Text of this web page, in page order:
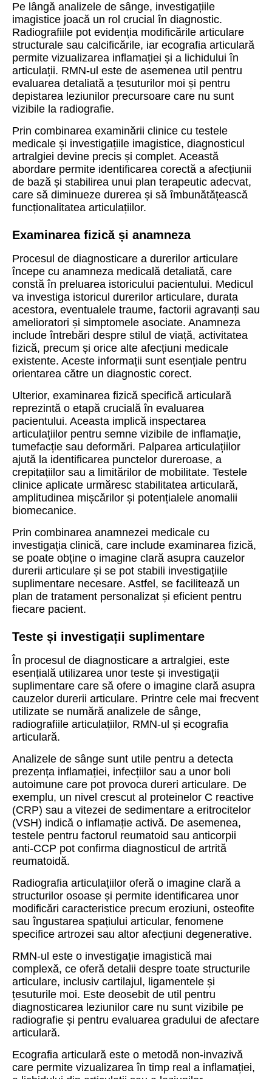
Pe lângă analizele de sânge, investigațiile
imagistice joacă un rol crucial în diagnostic.
Radiografiile pot evidenția modificările articulare
structurale sau calcificările, iar ecografia articulară
permite vizualizarea inflamației și a lichidului în
articulații. RMN-ul este de asemenea util pentru
evaluarea detaliată a țesuturilor moi și pentru
depistarea leziunilor precursoare care nu sunt
vizibile la radiografie.
Prin combinarea examinării clinice cu testele
medicale și investigațiile imagistice, diagnosticul
artralgiei devine precis și complet. Această
abordare permite identificarea corectă a afecțiunii
de bază și stabilirea unui plan terapeutic adecvat,
care să diminueze durerea și să îmbunătățească
funcționalitatea articulațiilor.
Examinarea fizică și anamneza
Procesul de diagnosticare a durerilor articulare
începe cu anamneza medicală detaliată, care
constă în preluarea istoricului pacientului. Medicul
va investiga istoricul durerilor articulare, durata
acestora, eventualele traume, factorii agravanți sau
amelioratori și simptomele asociate. Anamneza
include întrebări despre stilul de viață, activitatea
fizică, precum și orice alte afecțiuni medicale
existente. Aceste informații sunt esențiale pentru
orientarea către un diagnostic corect.
Ulterior, examinarea fizică specifică articulară
reprezintă o etapă crucială în evaluarea
pacientului. Aceasta implică inspectarea
articulațiilor pentru semne vizibile de inflamație,
tumefacție sau deformări. Palparea articulațiilor
ajută la identificarea punctelor dureroase, a
crepitațiilor sau a limitărilor de mobilitate. Testele
clinice aplicate urmăresc stabilitatea articulară,
amplitudinea mișcărilor și potențialele anomalii
biomecanice.
Prin combinarea anamnezei medicale cu
investigația clinică, care include examinarea fizică,
se poate obține o imagine clară asupra cauzelor
durerii articulare și se pot stabili investigațiile
suplimentare necesare. Astfel, se facilitează un
plan de tratament personalizat și eficient pentru
fiecare pacient.
Teste și investigații suplimentare
În procesul de diagnosticare a artralgiei, este
esențială utilizarea unor teste și investigații
suplimentare care să ofere o imagine clară asupra
cauzelor durerii articulare. Printre cele mai frecvent
utilizate se numără analizele de sânge,
radiografiile articulațiilor, RMN-ul și ecografia
articulară.
Analizele de sânge sunt utile pentru a detecta
prezența inflamației, infecțiilor sau a unor boli
autoimune care pot provoca dureri articulare. De
exemplu, un nivel crescut al proteinelor C reactive
(CRP) sau a vitezei de sedimentare a eritrocitelor
(VSH) indică o inflamație activă. De asemenea,
testele pentru factorul reumatoid sau anticorpii
anti-CCP pot confirma diagnosticul de artrită
reumatoidă.
Radiografia articulațiilor oferă o imagine clară a
structurilor osoase și permite identificarea unor
modificări caracteristice precum eroziuni, osteofite
sau îngustarea spațiului articular, fenomene
specifice artrozei sau altor afecțiuni degenerative.
RMN-ul este o investigație imagistică mai
complexă, ce oferă detalii despre toate structurile
articulare, inclusiv cartilajul, ligamentele și
țesuturile moi. Este deosebit de util pentru
diagnosticarea leziunilor care nu sunt vizibile pe
radiografie și pentru evaluarea gradului de afectare
articulară.
Ecografia articulară este o metodă non-invazivă
care permite vizualizarea în timp real a inflamației,